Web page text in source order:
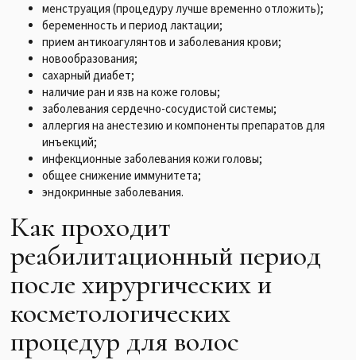
менструация (процедуру лучше временно отложить);
беременность и период лактации;
прием антикоагулянтов и заболевания крови;
новообразования;
сахарный диабет;
наличие ран и язв на коже головы;
заболевания сердечно-сосудистой системы;
аллергия на анестезию и компоненты препаратов для
инъекций;
инфекционные заболевания кожи головы;
общее снижение иммунитета;
эндокринные заболевания.
Как проходит
реабилитационный период
после хирургических и
косметологических
процедур для волос